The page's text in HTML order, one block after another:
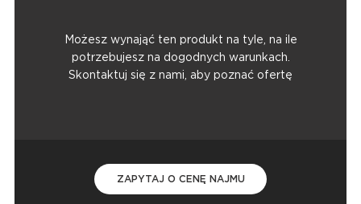
Możesz wynająć ten produkt na tyle, na ile
potrzebujesz na dogodnych warunkach.
Skontaktuj się z nami, aby poznać ofertę
ZAPYTAJ O CENĘ NAJMU